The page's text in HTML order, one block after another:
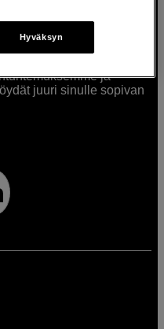
työkaluilla ideat
sinua valitsemaan
ja
juuri sinulle sopivan
Hyväksyn